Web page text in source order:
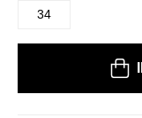
34